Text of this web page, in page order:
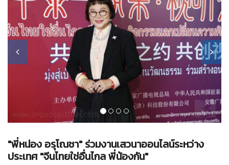
"พี่หน่อง อรุโณชา" ร่วมงานเสวนาออนไลน์ระหว่าง
ประเทศ "จีนไทยใช่อื่นไกล พี่น้องกัน"